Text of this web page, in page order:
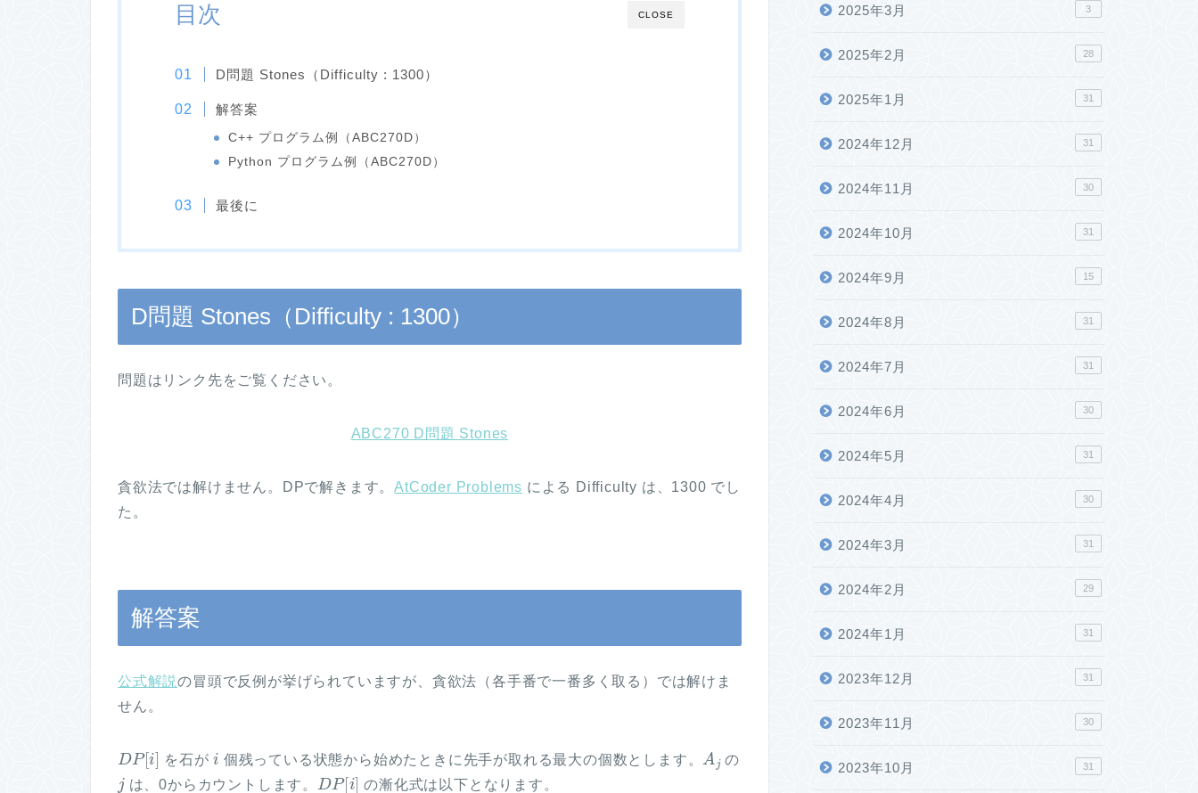
CLOSE
目次
D問題 Stones（Difficulty : 1300）
解答案
C++ プログラム例（ABC270D）
Python プログラム例（ABC270D）
最後に
D問題 Stones（Difficulty : 1300）
問題はリンク先をご覧ください。
ABC270 D問題 Stones
貪欲法では解けません。DPで解きます。AtCoder Problems による Difficulty は、1300 でし
た。
解答案
公式解説の冒頭で反例が挙げられていますが、貪欲法（各手番で一番多く取る）では解けま
せん。
DP[i]
を石が
i
個残っている状態から始めたときに先手が取れる最大の個数とします。
A
の
は、0からカウントします。
DP[i]
の漸化式は以下となります。
2025年3月 3
2025年2月 28
2025年1月 31
2024年12月 31
2024年11月 30
2024年10月 31
2024年9月 15
2024年8月 31
2024年7月 31
2024年6月 30
2024年5月 31
2024年4月 30
2024年3月 31
2024年2月 29
2024年1月 31
2023年12月 31
2023年11月 30
2023年10月 31